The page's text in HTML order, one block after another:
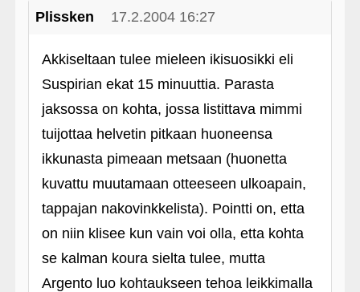
Plissken 17.2.2004 16:27
Akkiseltaan tulee mieleen ikisuosikki eli
Suspirian ekat 15 minuuttia. Parasta
jaksossa on kohta, jossa listittava mimmi
tuijottaa helvetin pitkaan huoneensa
ikkunasta pimeaan metsaan (huonetta
kuvattu muutamaan otteeseen ulkoapain,
tappajan nakovinkkelista). Pointti on, etta
on niin klisee kun vain voi olla, etta kohta
se kalman koura sielta tulee, mutta
Argento luo kohtaukseen tehoa leikkimalla